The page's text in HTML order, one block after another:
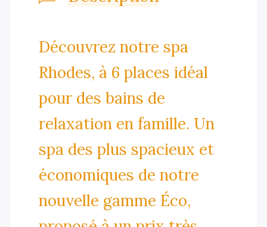
Découvrez notre spa
Rhodes, à 6 places idéal
pour des bains de
relaxation en famille. Un
spa des plus spacieux et
économiques de notre
nouvelle gamme Éco,